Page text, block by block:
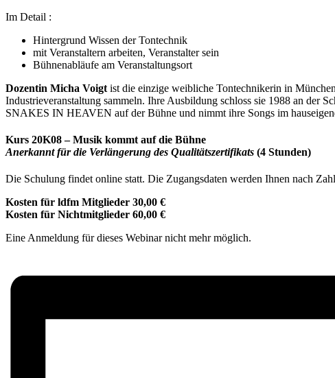
Im Detail :
Hintergrund Wissen der Tontechnik
mit Veranstaltern arbeiten, Veranstalter sein
Bühnenabläufe am Veranstaltungsort
Dozentin Micha Voigt ist die einzige weibliche Tontechnikerin in
Industrieveranstaltung sammeln. Ihre Ausbildung schloss sie 1988 an der
SNAKES IN HEAVEN auf der Bühne und nimmt ihre Songs im
Kurs 20K08 – Musik kommt auf die Bühne
Anerkannt für die Verlängerung des Qualitätszertifikats (4 Stunden)
Die Schulung findet online statt. Die Zugangsdaten werden Ihnen nach
Kosten für ldfm Mitglieder 30,00 €
Kosten für Nichtmitglieder 60,00 €
Eine Anmeldung für dieses Webinar nicht mehr möglich.